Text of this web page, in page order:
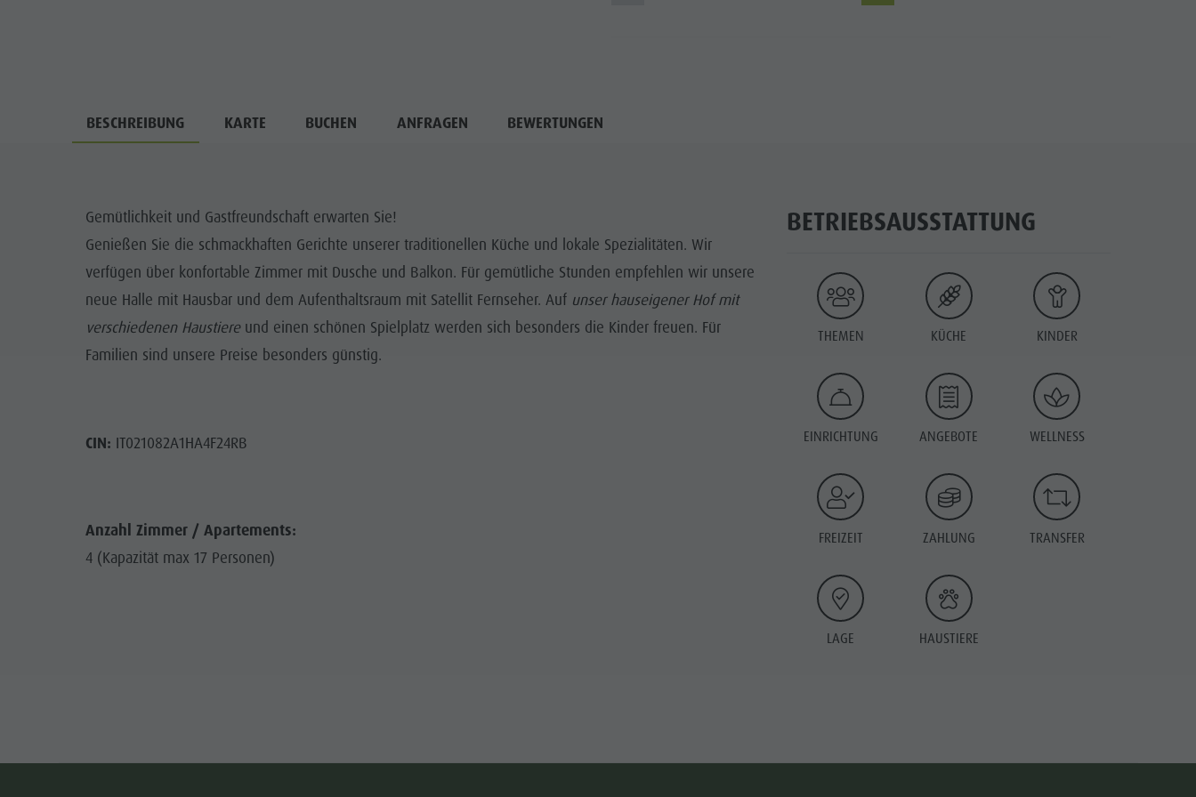
BESCHREIBUNG KARTE BUCHEN ANFRAGEN BEWERTUNGEN
Gemütlichkeit und Gastfreundschaft erwarten Sie!
Genießen Sie die schmackhaften Gerichte unserer traditionellen Küche und lokale Spezialitäten. Wir
verfügen über konfortable Zimmer mit Dusche und Balkon. Für gemütliche Stunden empfehlen wir unsere
neue Halle mit Hausbar und dem Aufenthaltsraum mit Satellit Fernseher. Auf unser hauseigener Hof mit
verschiedenen Haustiereund einen schönen Spielplatz werden sich besonders die Kinder freuen. Für
Familien sind unsere Preise besonders günstig.
CIN: IT021082A1HA4F24RB
Anzahl Zimmer / Apartements:
4 (Kapazität max 17 Personen)
BETRIEBSAUSSTATTUNG
THEMEN KÜCHE KINDER
EINRICHTUNG ANGEBOTE WELLNESS
FREIZEIT ZAHLUNG TRANSFER
LAGE HAUSTIERE